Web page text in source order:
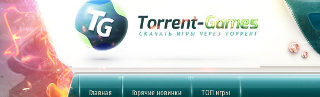
Главная Горячие новинки ТОП игры